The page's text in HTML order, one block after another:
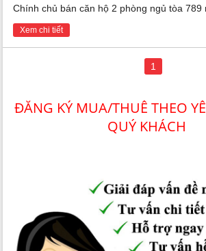
Chính chủ bán căn hộ 2 phòng ngủ tòa 789
Xem chi tiết
1
ĐĂNG KÝ MUA/THUÊ THEO
QUÝ KHÁCH